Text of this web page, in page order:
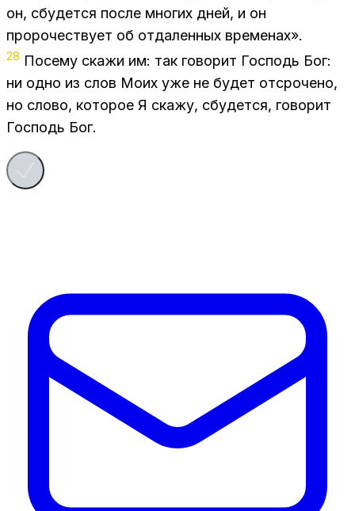
он, сбу­дет­ся по­сле мно­гих дней, и он
про­ро­че­ству­ет об от­да­лен­ных вре­ме­на­х».
28 По­се­му ска­жи им: так го­во­рит Гос­подь Бог:
ни одно из слов Моих уже не бу­дет от­сро­че­но,
но сло­во, ко­то­рое Я ска­жу, сбу­дет­ся, го­во­рит
Гос­подь Бог.